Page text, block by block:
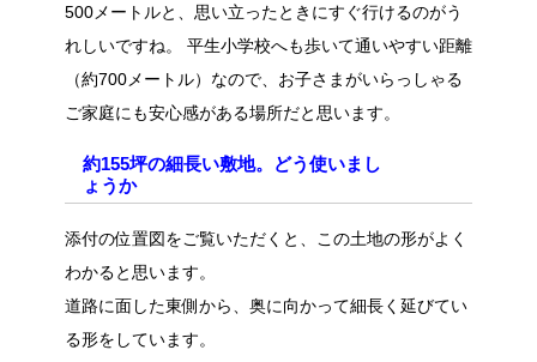
500メートルと、思い立ったときにすぐ行けるのがう
れしいですね。 平生小学校へも歩いて通いやすい距離
（約700メートル）なので、お子さまがいらっしゃる
ご家庭にも安心感がある場所だと思います。
約155坪の細長い敷地。どう使いまし
ょうか
添付の位置図をご覧いただくと、この土地の形がよく
わかると思います。
道路に面した東側から、奥に向かって細長く延びてい
る形をしています。